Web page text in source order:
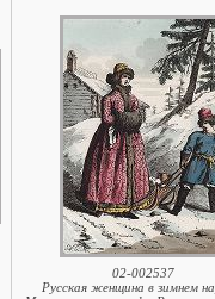
02-002537
Русская женщина в зимнем